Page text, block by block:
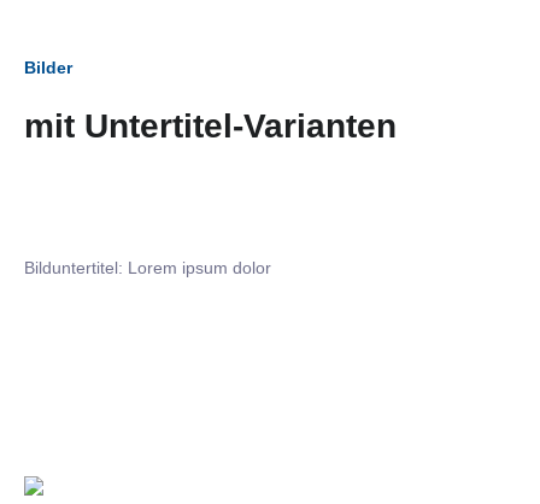
Bilder
mit Untertitel-Varianten
Bilduntertitel: Lorem ipsum dolor